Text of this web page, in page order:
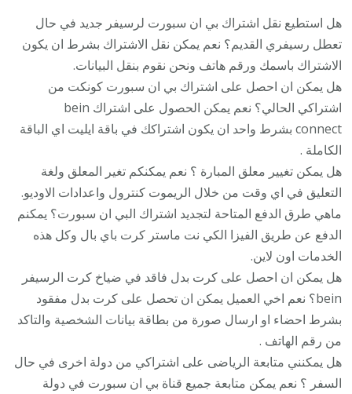
هل استطيع نقل اشتراك بي ان سبورت لرسيفر جديد في حال
تعطل رسيفري القديم؟ نعم يمكن نقل الاشتراك بشرط ان يكون
الاشتراك باسمك ورقم هاتف ونحن نقوم بنقل البيانات.
هل يمكن ان احصل على اشتراك بي ان سبورت كونكت من
اشتراكي الحالي؟ نعم يمكن الحصول على اشتراك bein
connect بشرط واحد ان يكون اشتراكك في باقة ايليت اي الباقة
الكاملة .
هل يمكن تغيير معلق المبارة ؟ نعم يمكنكم تغير المعلق ولغة
التعليق في اي وقت من خلال الريموت كنترول واعدادات الاوديو.
ماهي طرق الدفع المتاحة لتجديد اشتراك البي ان سبورت؟ يمكنم
الدفع عن طريق الفيزا الكي نت ماستر كرت باي بال وكل هذه
الخدمات اون لاين.
هل يمكن ان احصل على كرت بدل فاقد في ضياخ كرت الرسيفر
bein؟ نعم اخي العميل يمكن ان تحصل على كرت بدل مفقود
بشرط احضاء او ارسال صورة من بطاقة بيانات الشخصية والتاكد
من رقم الهاتف .
هل يمكنني متابعة الرياضى على اشتراكي من دولة اخرى في حال
السفر ؟ نعم يمكن متابعة جميع قناة بي ان سبورت في دولة